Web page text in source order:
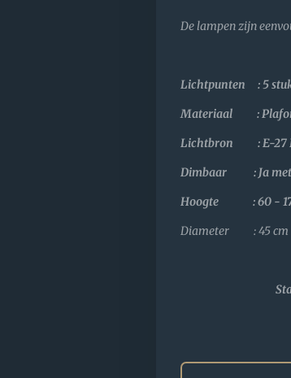
De lampen zijn
Lichtpunten : 5
Materiaal :
Lichtbron : E-27
Dimbaar : Ja met
Hoogte : 60 - 170
Diameter : 45 cm